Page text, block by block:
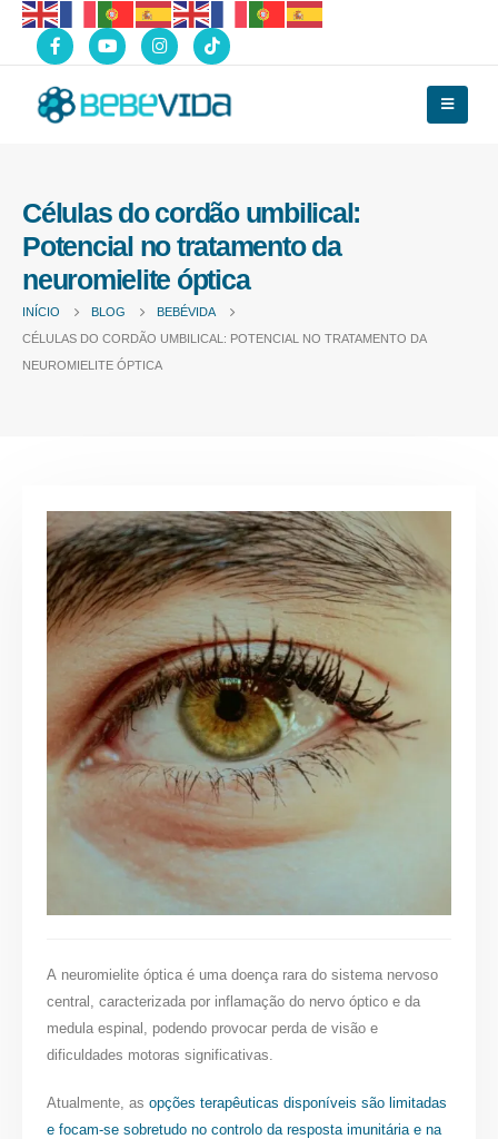
Células do cordão umbilical:
Potencial no tratamento da
neuromielite óptica
INÍCIO BLOG
BEBÉVIDA
CÉLULAS DO CORDÃO UMBILICAL: POTENCIAL NO TRATAMENTO DA
NEUROMIELITE ÓPTICA
A neuromielite óptica é uma doença rara do sistema nervoso
central, caracterizada por inflamação do nervo óptico e da
medula espinal, podendo provocar perda de visão e
dificuldades motoras significativas.
Atualmente, asopções terapêuticas disponíveis são limitadas
e focam-se sobretudo no controlo da resposta imunitária e na